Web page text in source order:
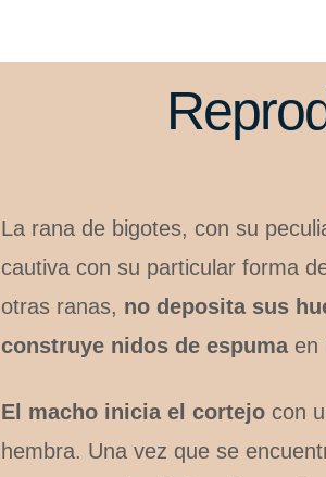
La rana de bigotes, con su
cautiva con su particular forma
otras ranas, no deposita sus
construye nidos de espumaen
El macho inicia el cortejo con
hembra. Una vez que se